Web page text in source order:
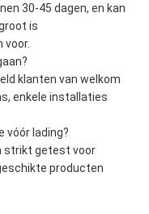
30-45 dagen, en kan
is
voor.
klanten van welkom
enkele installaties
vóór lading?
strikt getest voor
producten